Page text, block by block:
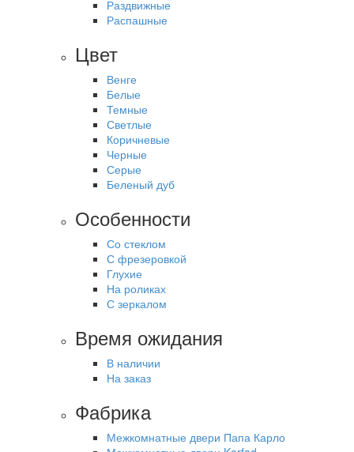
Раздвижные
Распашные
Цвет
Венге
Белые
Темные
Светлые
Коричневые
Черные
Серые
Беленый дуб
Особенности
Со стеклом
С фрезеровкой
Глухие
На роликах
С зеркалом
Время ожидания
В наличии
На заказ
Фабрика
Межкомнатные двери Папа Карло